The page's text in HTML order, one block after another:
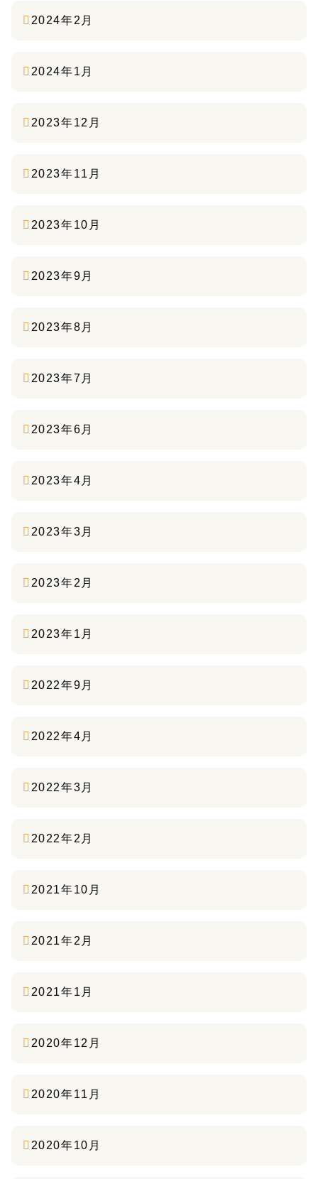
2024年2月
2024年1月
2023年12月
2023年11月
2023年10月
2023年9月
2023年8月
2023年7月
2023年6月
2023年4月
2023年3月
2023年2月
2023年1月
2022年9月
2022年4月
2022年3月
2022年2月
2021年10月
2021年2月
2021年1月
2020年12月
2020年11月
2020年10月